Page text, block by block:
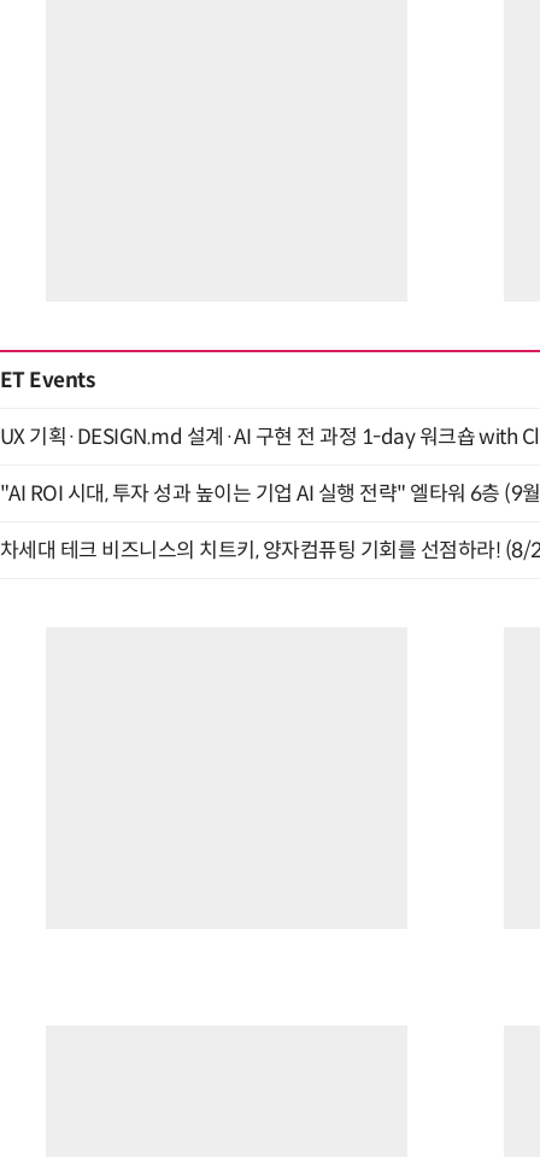
ET Events
UX 기획·DESIGN.md 설계·AI 구현 전 과정 1-day 워크숍 with
"AI ROI 시대, 투자 성과 높이는 기업 AI 실행 전략" 엘타워 6층 (9
차세대 테크 비즈니스의 치트키, 양자컴퓨팅 기회를 선점하라! (8/